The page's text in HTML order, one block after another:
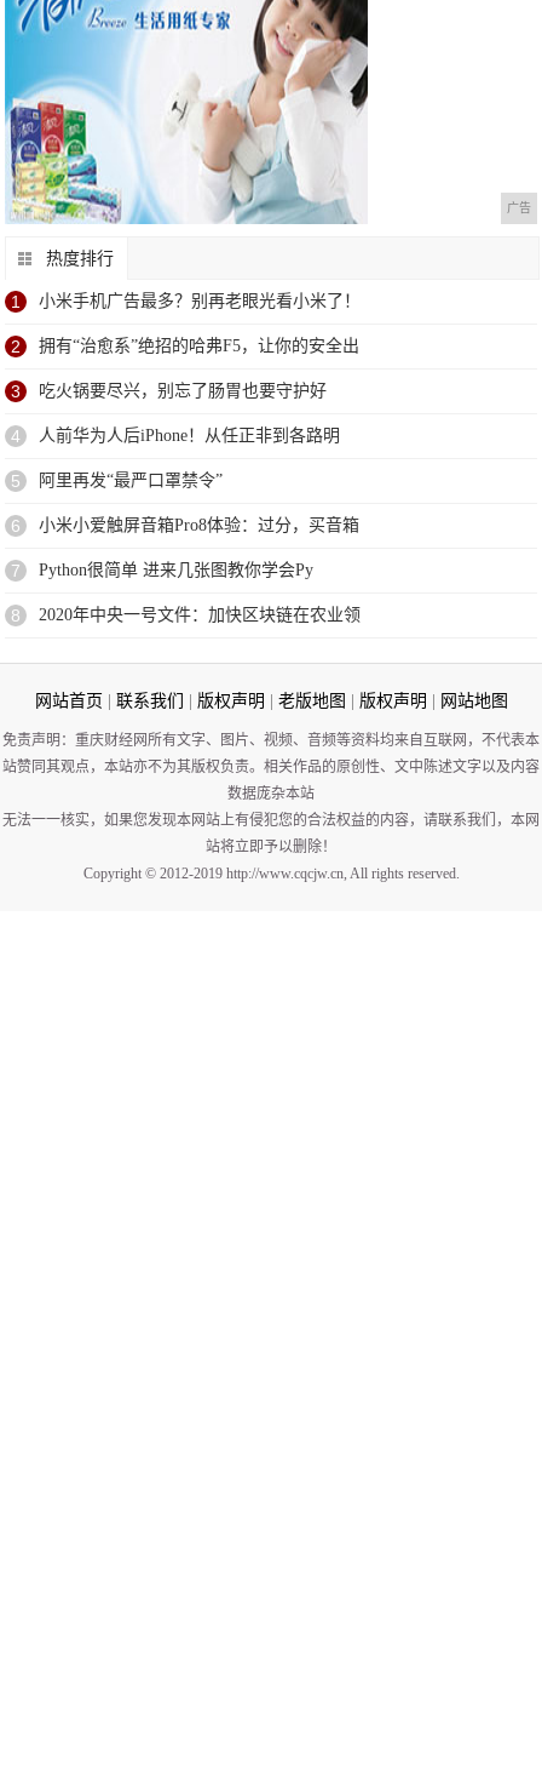
广告
热度排行
1 小米手机广告最多？别再老眼光看小米了！
2 拥有“治愈系”绝招的哈弗F5，让你的安全出
3 吃火锅要尽兴，别忘了肠胃也要守护好
4 人前华为人后iPhone！从任正非到各路明
5 阿里再发“最严口罩禁令”
6 小米小爱触屏音箱Pro8体验：过分，买音箱
7 Python很简单 进来几张图教你学会Py
8 2020年中央一号文件：加快区块链在农业领
网站首页 联系我们 版权声明 老版地图 版权声明 网站地图
免责声明：重庆财经网所有文字、图片、视频、音频等资料均来自互联网，不代表本
站赞同其观点，本站亦不为其版权负责。相关作品的原创性、文中陈述文字以及内容
数据庞杂本站
无法一一核实，如果您发现本网站上有侵犯您的合法权益的内容，请联系我们，本网
站将立即予以删除！
Copyright © 2012-2019 http://www.cqcjw.cn, All rights reserved.